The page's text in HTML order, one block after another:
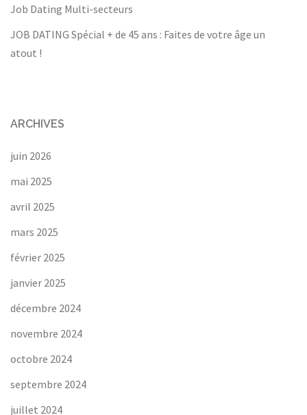
Job Dating Multi-secteurs
JOB DATING Spécial + de 45 ans : Faites de votre âge un
atout !
ARCHIVES
juin 2026
mai 2025
avril 2025
mars 2025
février 2025
janvier 2025
décembre 2024
novembre 2024
octobre 2024
septembre 2024
juillet 2024